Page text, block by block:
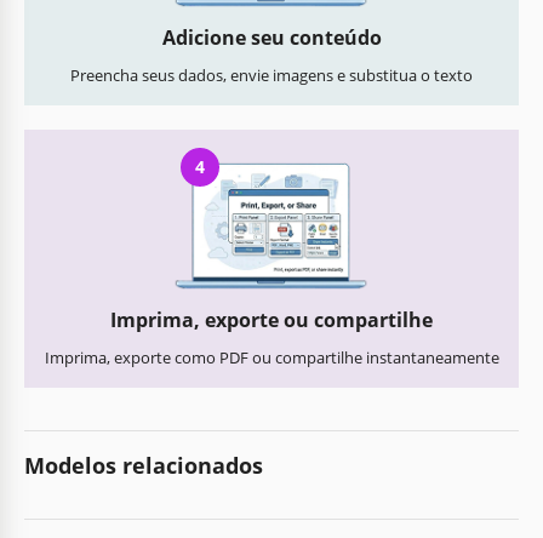
Adicione seu conteúdo
Preencha seus dados, envie imagens e substitua o texto
4
Imprima, exporte ou compartilhe
Imprima, exporte como PDF ou compartilhe instantaneamente
Modelos relacionados